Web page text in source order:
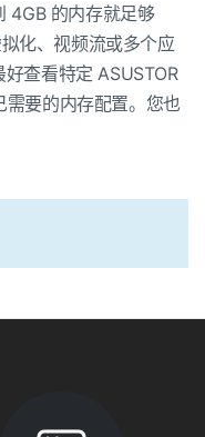
4GB 的内存就足够
化、视频流或多个应
查看特定 ASUSTOR
要的内存配置。您也